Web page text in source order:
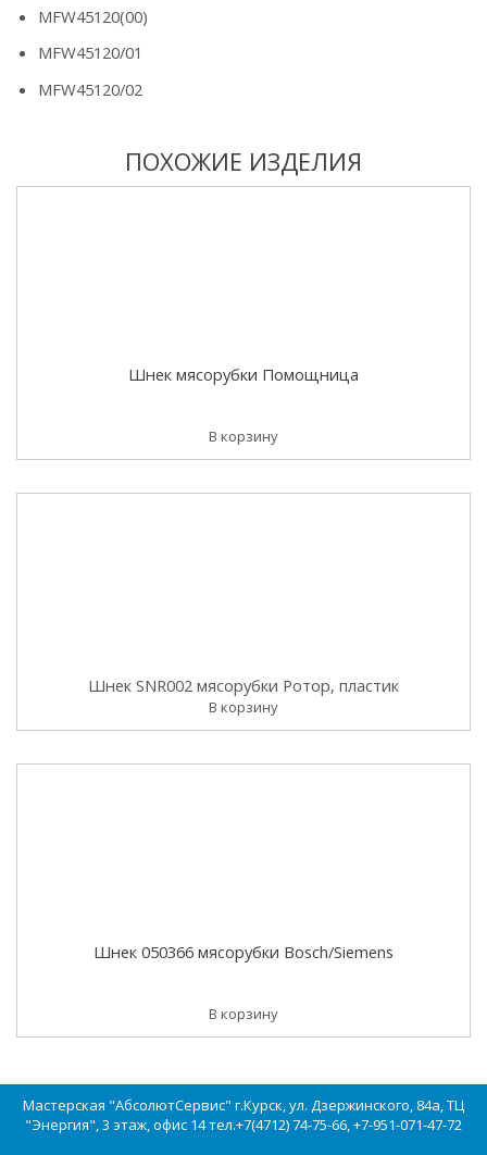
MFW45120(00)
MFW45120/01
MFW45120/02
ПОХОЖИЕ ИЗДЕЛИЯ
Шнек мясорубки Помощница
В корзину
Шнек SNR002 мясорубки Ротор, пластик
В корзину
Шнек 050366 мясорубки Bosch/Siemens
В корзину
Мастерская "АбсолютСервис" г.Курск, ул. Дзержинского, 84а, ТЦ
"Энергия", 3 этаж, офис 14 тел.+7(4712) 74-75-66, +7-951-071-47-72